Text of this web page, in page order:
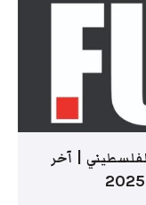
| آخر